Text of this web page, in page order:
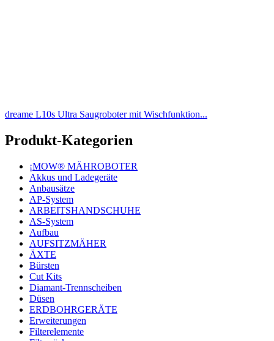
dreame L10s Ultra Saugroboter mit Wischfunktion...
Produkt-Kategorien
¡MOW® MÄHROBOTER
Akkus und Ladegeräte
Anbausätze
AP-System
ARBEITSHANDSCHUHE
AS-System
Aufbau
AUFSITZMÄHER
ÄXTE
Bürsten
Cut Kits
Diamant-Trennscheiben
Düsen
ERDBOHRGERÄTE
Erweiterungen
Filterelemente